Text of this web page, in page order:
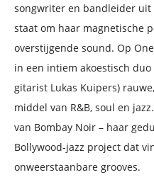
songwriter en bandleider uit
staat om haar magnetische
overstijgende sound. Op
in een intiem akoestisch
gitarist Lukas Kuipers)
middel van R&B, soul en
van Bombay Noir – haar
Bollywood-jazz project dat
onweerstaanbare grooves.